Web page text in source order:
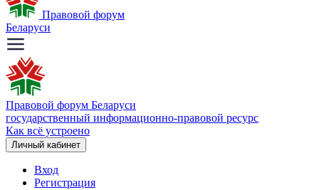
Правовой форум
Беларуси
Правовой форум Беларуси
государственный информационно-правовой ресурс
Как всё устроено
Личный кабинет
Вход
Регистрация